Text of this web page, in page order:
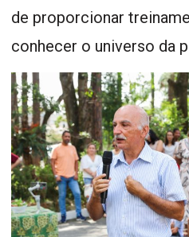
de proporcionar
conhecer o universo da